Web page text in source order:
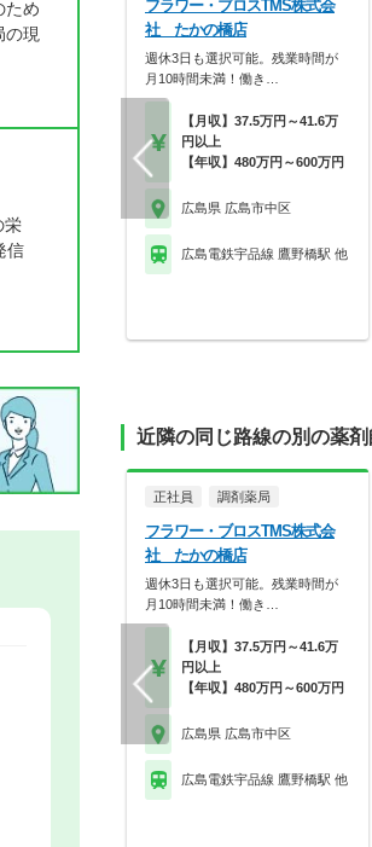
ため
の現
栄
信
フラワー・ブロスTMS株式会
社 たかの橋店
週休3日も選択可能。残業時間が
月10時間未満！働き…
【月収】37.5万円～41.6万
円以上
【年収】480万円～600万円
広島県 広島市中区
広島電鉄宇品線 鷹野橋駅 他
近隣の同じ路線の別の薬剤
正社員 調剤薬局
フラワー・ブロスTMS株式会
社 たかの橋店
週休3日も選択可能。残業時間が
月10時間未満！働き…
【月収】37.5万円～41.6万
円以上
【年収】480万円～600万円
広島県 広島市中区
広島電鉄宇品線 鷹野橋駅 他